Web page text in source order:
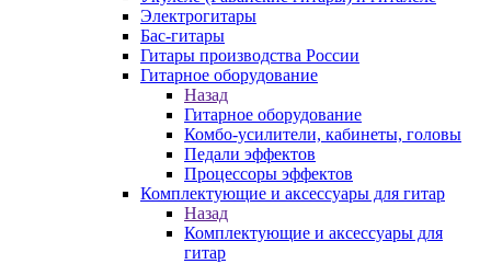
Электрогитары
Бас-гитары
Гитары производства России
Гитарное оборудование
Назад
Гитарное оборудование
Комбо-усилители, кабинеты, головы
Педали эффектов
Процессоры эффектов
Комплектующие и аксессуары для гитар
Назад
Комплектующие и аксессуары для
гитар